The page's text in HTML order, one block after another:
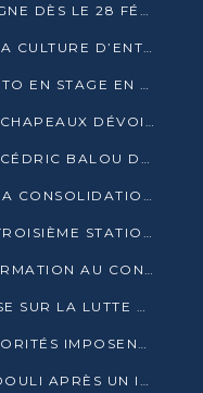
PRÉSIDENTIELLE 2026 : CAMPAGNE DÈS LE 28 FÉVRIER, SCRUTIN LES 12 ET 15 MARS
CONGO TERMINAL RENFORCE SA CULTURE D’ENTREPRISE AVEC LE PROGRAMME « WIN TOGETHER »
FOOTBALL : BOREL TOMANDZOTO EN STAGE EN ESPAGNE AVEC POLISSYA FC
ÉLIMINATOIRES CAN 2027 : LES CHAPEAUX DÉVOILÉS, LE CONGO FIXÉ SUR SON SORT
PROPOS DU DGSP : CASTELLIN CÉDRIC BALOU DÉNONCE DES PROPOS INTIMIDANTS
SANTÉ : LE CONGO ACCÉLÈRE LA CONSOLIDATION DE L’OFFRE DE SOINS
LA LCDE MET EN SERVICE UNE TROISIÈME STATION D’EAU POTABLE À MFILOU
FOOTBALL : L’OL CONFIE SA FORMATION AU CONGOLAIS CHRISTIAN BASSILA
PRÉSIDENTIELLE 2026 : L’UE MISE SUR LA LUTTE CONTRE LA DÉSINFORMATION
PRIX DU GAZ BUTANE : LES AUTORITÉS IMPOSENT LE RESPECT DES PRIX RÉGLEMENTÉS
POOL : LA VIE REPREND À MINDOULI APRÈS UN INCIDENT ARMÉ SUR LA RN1